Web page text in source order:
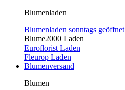
Blumenladen
Blumenladen sonntags geöffnet
Blume2000 Laden
Euroflorist Laden
Fleurop Laden
Blumenversand
Blumen